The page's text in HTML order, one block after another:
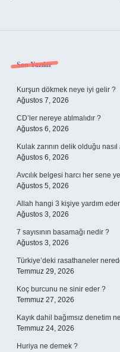
Sidebar
Son Yazılar
Kurşun dökmek neye iyi gelir ?
Ağustos 7, 2026
CD’ler nereye atılmalıdır ?
Ağustos 6, 2026
Kulak zarının delik olduğu nasıl
Ağustos 6, 2026
Avcılık belgesi harcı her sene
Ağustos 5, 2026
Allah hangi 3 kişiye yardım
Ağustos 3, 2026
7 sayısının basamağı nedir ?
Ağustos 3, 2026
Türkiye’deki rasathaneler
Temmuz 29, 2026
Koç burcunu ne sinir eder ?
Temmuz 27, 2026
Kayık dahil bağımsız denetim
Temmuz 24, 2026
Huriya ne demek ?